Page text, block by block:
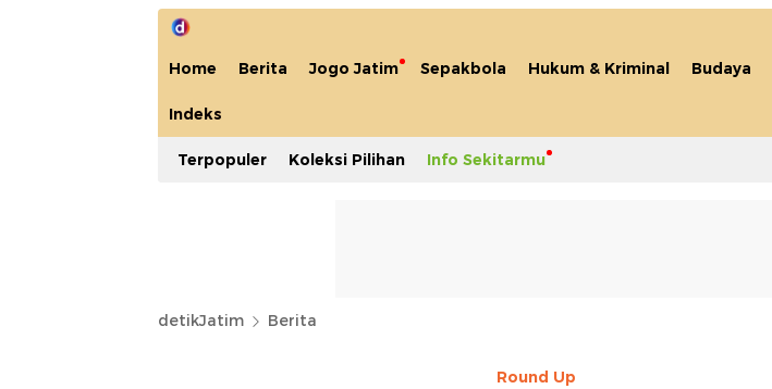
Home Berita Jogo Jatim Sepakbola Hukum & Kriminal Budaya
Indeks
Terpopuler Koleksi Pilihan Info Sekitarmu
detikJatim Berita
Round Up